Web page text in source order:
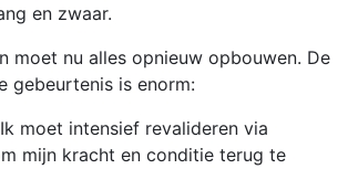
en zwaar.
moet nu alles opnieuw opbouwen. De
gebeurtenis is enorm:
Ik moet intensief revalideren via
mijn kracht en conditie terug te